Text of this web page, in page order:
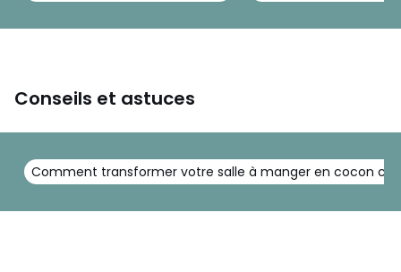
Conseils et astuces
Comment transformer votre salle à manger en cocon